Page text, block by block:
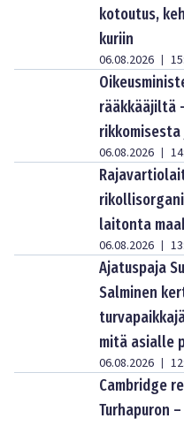
kotoutus,
kuriin
06.08.2026 |
rääkkääjiltä
06.08.2026 |
laitonta
06.08.2026 |
Ajatuspaja
Salminen
mitä asialle
06.08.2026 |
Cambridge
Turhapuron